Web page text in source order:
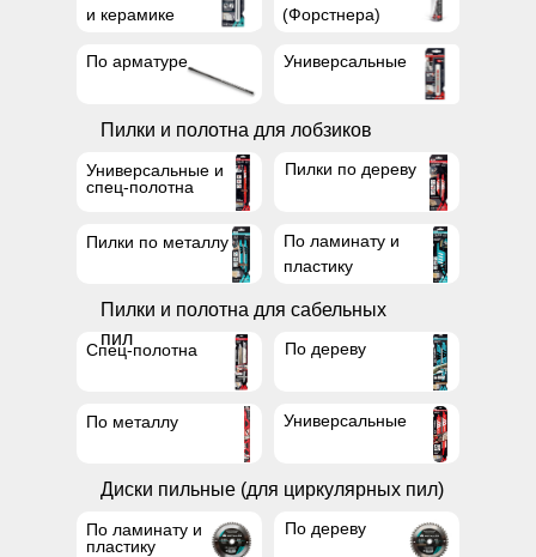
По дереву
По ламинату и
пластику
Диски пильные (для циркулярных пил)
Спец-полотна
Универсальные
По металлу
По дереву
Пилки и полотна для сабельных
пил
Универсальные и
спец-полотна
По ламинату и
пластику
Пилки по металлу
Пилки по дереву
Пилки и полотна для лобзиков
Универсальные
По арматуре
(Форстнера)
и керамике